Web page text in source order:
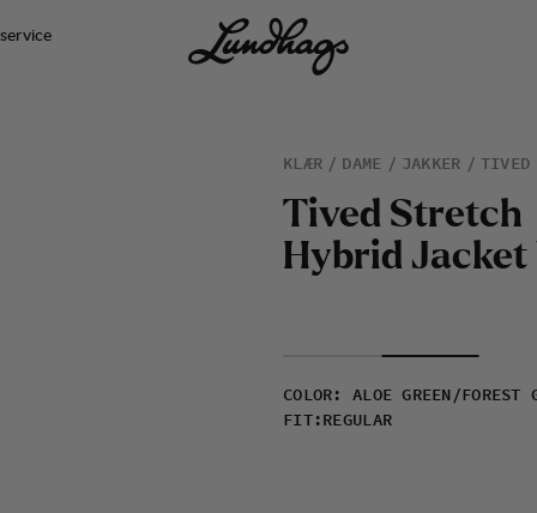
KLÆR DAME JAKKER TIVED
Tived Stretch
Hybrid Jacket
COLOR : ALOE GREEN/FOREST
FIT: REGULAR